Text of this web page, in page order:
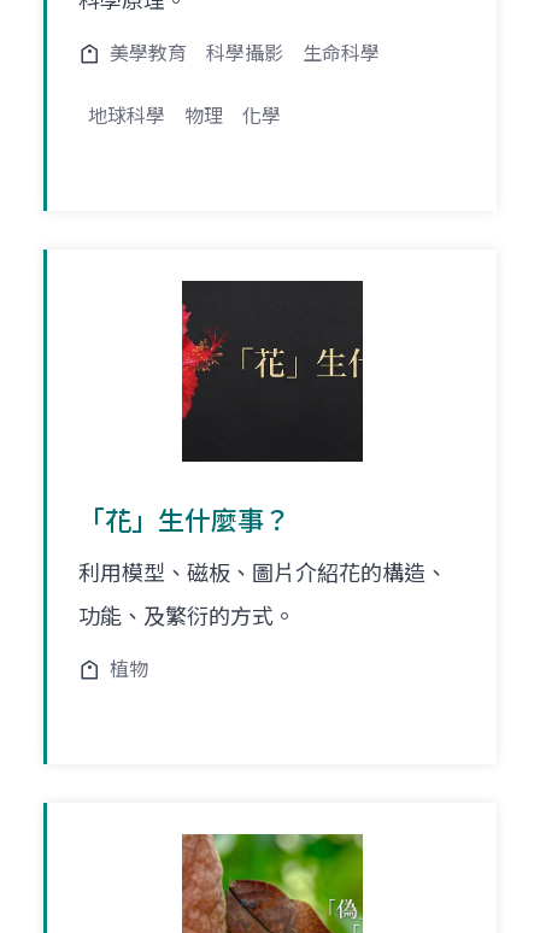
美學教育 科學攝影 生命科學
地球科學 物理 化學
「花」生什麼事？
利用模型、磁板、圖片介紹花的構造、
功能、及繁衍的方式。
植物